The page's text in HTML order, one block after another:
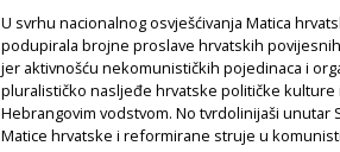
U svrhu nacionalnog osvješćivanja Matica
podupirala brojne proslave hrvatskih
jer aktivnošću nekomunističkih pojedinaca i
pluralističko nasljeđe hrvatske političke
Hebrangovim vodstvom. No tvrdolinijaši unutar
Matice hrvatske i reformirane struje u